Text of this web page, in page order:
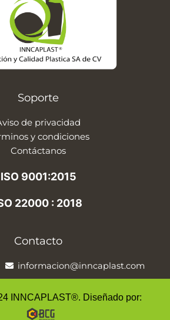
Soporte
de privacidad
y condiciones
Contáctanos
ISO 9001:2015
22000 : 2018
Contacto
informacion@inncaplast.com
INNCAPLAST®. Diseñado por: